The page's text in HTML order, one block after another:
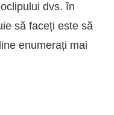
dvs. în
să faceți este să
enumerați mai